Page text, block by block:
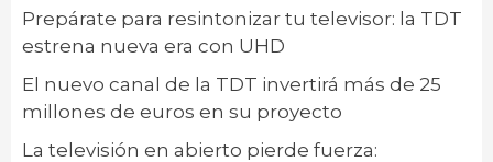
Prepárate para resintonizar tu televisor: la TDT
estrena nueva era con UHD
El nuevo canal de la TDT invertirá más de 25
millones de euros en su proyecto
La televisión en abierto pierde fuerza: